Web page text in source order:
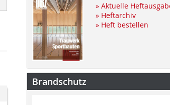
» Aktuelle
» Heftarchiv
» Heft bestellen
Brandschutz